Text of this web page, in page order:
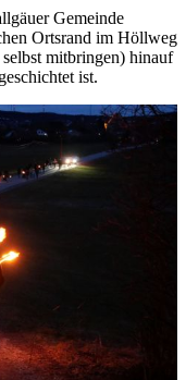
Gemeinde
Ortsrand im Höllweg
mitbringen) hinauf
ist.